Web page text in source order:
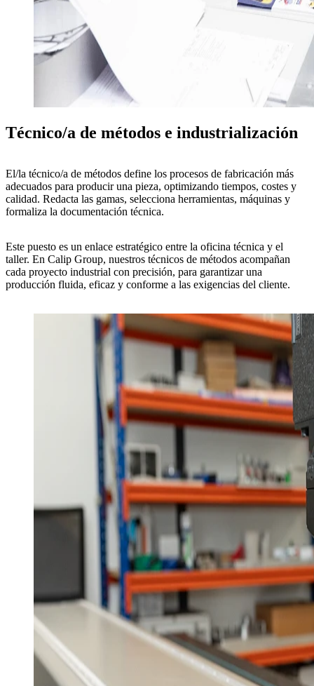
Técnico/a de métodos e industrialización
El/la técnico/a de métodos define los procesos de fabricación más
adecuados para producir una pieza, optimizando tiempos, costes y
calidad. Redacta las gamas, selecciona herramientas, máquinas y
formaliza la documentación técnica.
Este puesto es un enlace estratégico entre la oficina técnica y el
taller. En Calip Group, nuestros técnicos de métodos acompañan
cada proyecto industrial con precisión, para garantizar una
producción fluida, eficaz y conforme a las exigencias del cliente.